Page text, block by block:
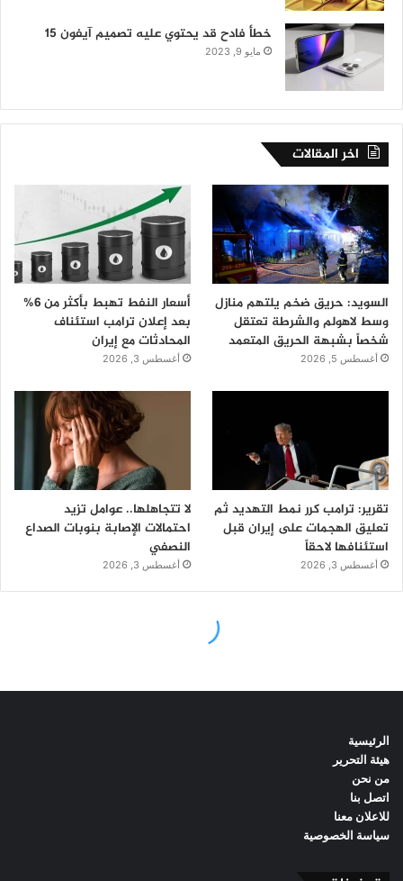
الرئيسية
هيئة التحرير
من نحن
اتصل بنا
للاعلان معنا
سياسة الخصوصية